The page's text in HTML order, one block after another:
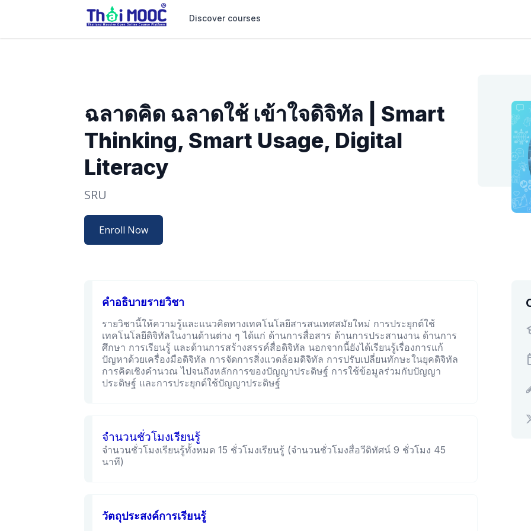
Discover courses
ฉลาดคิด ฉลาดใช้ เข้าใจดิจิทัล | Smart
Thinking, Smart Usage, Digital
Literacy
SRU
Enroll Now
คำอธิบายรายวิชา
รายวิชานี้ให้ความรู้และแนวคิดทางเทคโนโลยีสารสนเทศสมัยใหม่ การประยุกต์ใช้
เทคโนโลยีดิจิทัลในงานด้านต่าง ๆ ได้แก่ ด้านการสื่อสาร ด้านการประสานงาน ด้านการ
ศึกษา การเรียนรู้ และด้านการสร้างสรรค์สื่อดิจิทัล นอกจากนี้ยังได้เรียนรู้เรื่องการแก้
ปัญหาด้วยเครื่องมือดิจิทัล การจัดการสิ่งแวดล้อมดิจิทัล การปรับเปลี่ยนทักษะในยุคดิจิทัล
การคิดเชิงคำนวณ ไปจนถึงหลักการของปัญญาประดิษฐ์ การใช้ข้อมูลร่วมกับปัญญา
ประดิษฐ์ และการประยุกต์ใช้ปัญญาประดิษฐ์
จำนวนชั่วโมงเรียนรู้
จำนวนชั่วโมงเรียนรู้ทั้งหมด 15 ชั่วโมงเรียนรู้ (จำนวนชั่วโมงสื่อวีดิทัศน์ 9 ชั่วโมง 45
นาที)
วัตถุประสงค์การเรียนรู้